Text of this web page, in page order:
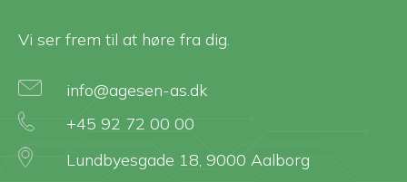
Vi ser frem til at høre fra dig.
info@agesen-as.dk
+45 92 72 00 00
Lundbyesgade 18, 9000 Aalborg